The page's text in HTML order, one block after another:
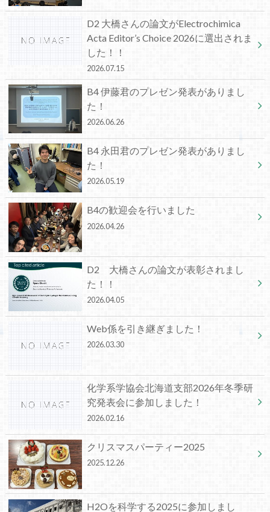
D2 大橋さんの論文がElectrochimica
Acta Editor’s Choice 2026に選出されま
した！！
2026.07.15
B4 伊藤君のプレゼン発表がありまし
た！
2026.06.26
B4 永田君のプレゼン発表がありまし
た！
2026.05.19
B4の歓迎会を行いました
2026.04.26
D2 大橋さんの論文が表彰されまし
た！！
2026.04.05
Web係を引き継ぎました！
2026.03.30
化学系学協会北海道支部2026年冬季研
究発表会に参加しました！
2026.02.16
クリスマスパーティー2025
2025.12.26
H2Oを科学する2025に参加しまし